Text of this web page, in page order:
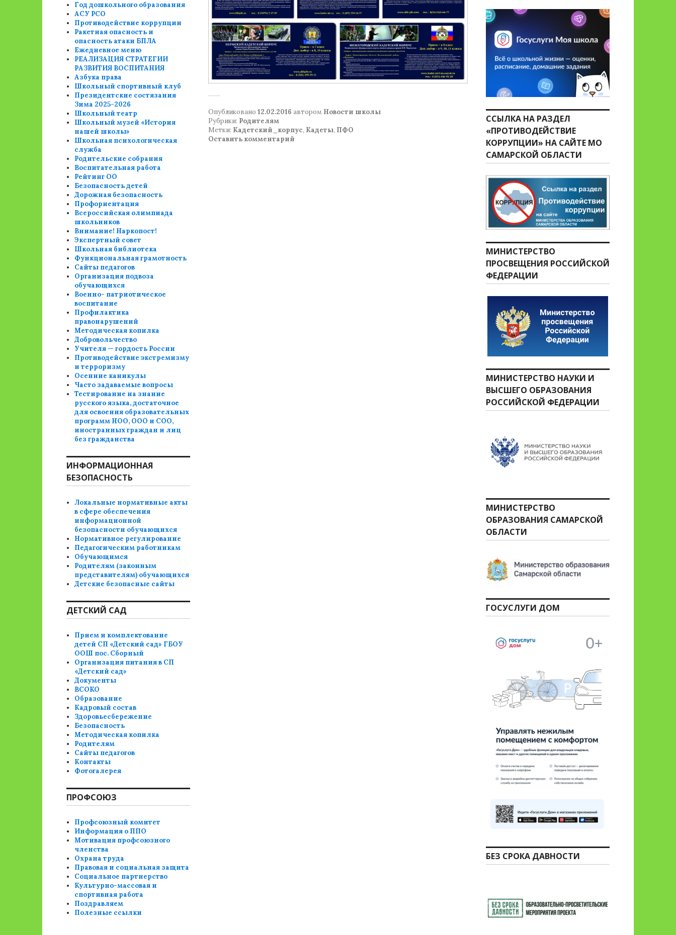
Опубликовано 12.02.2016 автором Новости школы
Рубрики: Родителям
Метки: Кадетский_корпус, Кадеты, ПФО
Оставить комментарий
Год дошкольного образования
АСУ РСО
Противодействие коррупции
Ракетная опасность и
опасность атаки БПЛА
Ежедневное меню
РЕАЛИЗАЦИЯ СТРАТЕГИИ
РАЗВИТИЯ ВОСПИТАНИЯ
Азбука права
Школьный спортивный клуб
Президентские состязания
Зима 2025-2026
Школьный театр
Школьный музей «История
нашей школы»
Школьная психологическая
служба
Родительские собрания
Воспитательная работа
Рейтинг ОО
Безопасность детей
Дорожная безопасность
Профориентация
Всероссийская олимпиада
школьников
Внимание! Наркопост!
Экспертный совет
Школьная библиотека
Функциональная грамотность
Сайты педагогов
Организация подвоза
обучающихся
Военно- патриотическое
воспитание
Профилактика
правонарушений
Методическая копилка
Добровольчество
Учителя — гордость России
Противодействие экстремизму
и терроризму
Осенние каникулы
Часто задаваемые вопросы
Тестирование на знание
русского языка, достаточное
для освоения образовательных
программ НОО, ООО и СОО,
иностранных граждан и лиц
без гражданства
ИНФОРМАЦИОННАЯ
БЕЗОПАСНОСТЬ
Локальные нормативные акты
в сфере обеспечения
информационной
безопасности обучающихся
Нормативное регулирование
Педагогическим работникам
Обучающимся
Родителям (законным
представителям) обучающихся
Детские безопасные сайты
ДЕТСКИЙ САД
Прием и комплектование
детей СП «Детский сад» ГБОУ
ООШ пос. Сборный
Организация питания в СП
«Детский сад»
Документы
ВСОКО
Образование
Кадровый состав
Здоровьесбережение
Безопасность
Методическая копилка
Родителям
Сайты педагогов
Контакты
Фотогалерея
ПРОФСОЮЗ
Профсоюзный комитет
Информация о ППО
Мотивация профсоюзного
членства
Охрана труда
Правовая и социальная защита
Социальное партнерство
Культурно-массовая и
спортивная работа
Поздравляем
Полезные ссылки
ССЫЛКА НА РАЗДЕЛ
«ПРОТИВОДЕЙСТВИЕ
КОРРУПЦИИ» НА САЙТЕ МО
САМАРСКОЙ ОБЛАСТИ
МИНИСТЕРСТВО
ПРОСВЕЩЕНИЯ РОССИЙСКОЙ
ФЕДЕРАЦИИ
МИНИСТЕРСТВО НАУКИ И
ВЫСШЕГО ОБРАЗОВАНИЯ
РОССИЙСКОЙ ФЕДЕРАЦИИ
МИНИСТЕРСТВО
ОБРАЗОВАНИЯ САМАРСКОЙ
ОБЛАСТИ
ГОСУСЛУГИ ДОМ
БЕЗ СРОКА ДАВНОСТИ